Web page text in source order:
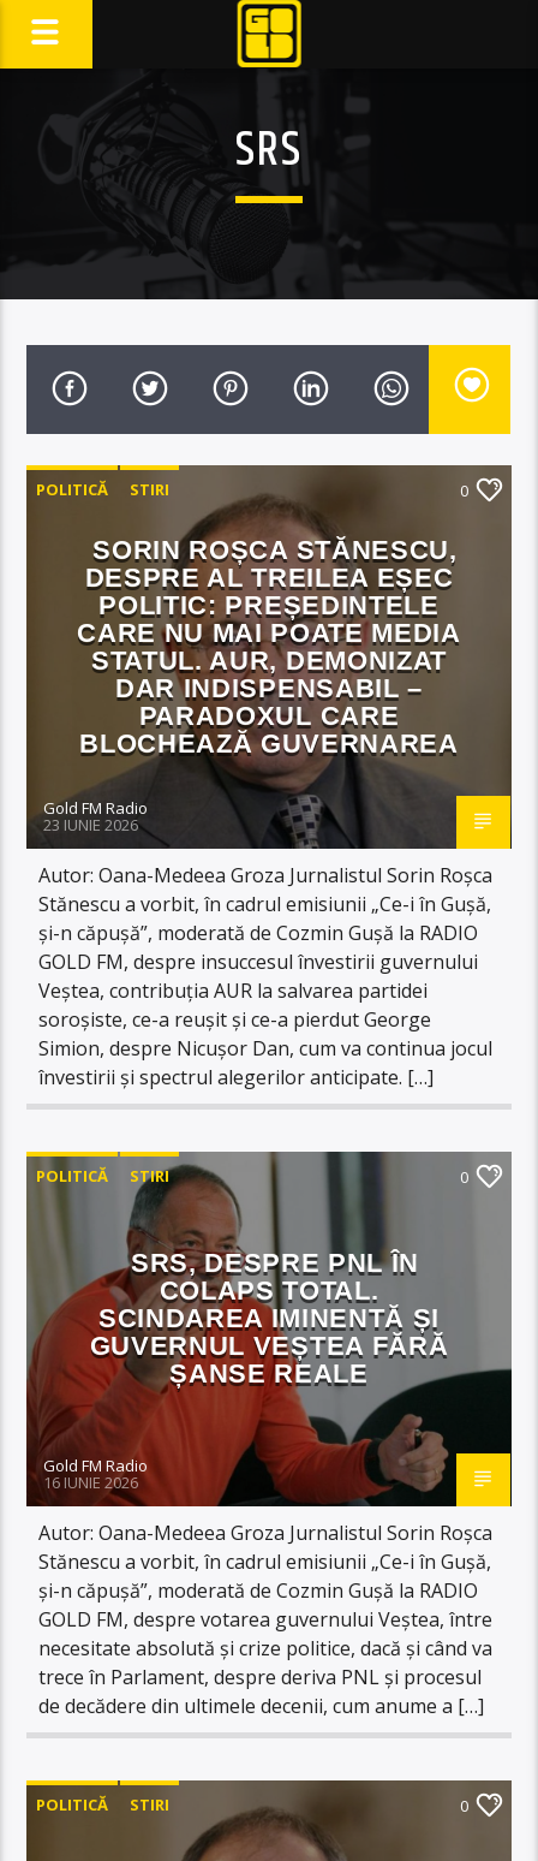
SRS
POLITICĂ STIRI 0
SORIN ROȘCA STĂNESCU,
DESPRE AL TREILEA EȘEC
POLITIC: PREȘEDINTELE
CARE NU MAI POATE MEDIA
STATUL. AUR, DEMONIZAT
DAR INDISPENSABIL –
PARADOXUL CARE
BLOCHEAZĂ GUVERNAREA
Gold FM Radio
23 IUNIE 2026
Autor: Oana-Medeea Groza Jurnalistul Sorin Roșca
Stănescu a vorbit, în cadrul emisiunii „Ce-i în Gușă,
și-n căpușă”, moderată de Cozmin Gușă la RADIO
GOLD FM, despre insuccesul învestirii guvernului
Veștea, contribuția AUR la salvarea partidei
soroșiste, ce-a reușit și ce-a pierdut George
Simion, despre Nicușor Dan, cum va continua jocul
învestirii și spectrul alegerilor anticipate. […]
POLITICĂ STIRI 0
SRS, DESPRE PNL ÎN
COLAPS TOTAL.
SCINDAREA IMINENTĂ ȘI
GUVERNUL VEȘTEA FĂRĂ
ȘANSE REALE
Gold FM Radio
16 IUNIE 2026
Autor: Oana-Medeea Groza Jurnalistul Sorin Roșca
Stănescu a vorbit, în cadrul emisiunii „Ce-i în Gușă,
și-n căpușă”, moderată de Cozmin Gușă la RADIO
GOLD FM, despre votarea guvernului Veștea, între
necesitate absolută și crize politice, dacă și când va
trece în Parlament, despre deriva PNL și procesul
de decădere din ultimele decenii, cum anume a […]
POLITICĂ STIRI 0